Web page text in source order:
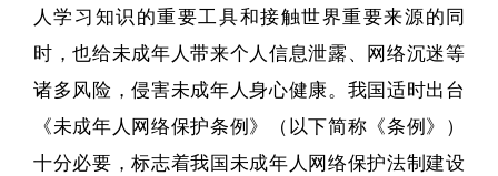
人学习知识的重要工具和接触世界重要来源的同
时，也给未成年人带来个人信息泄露、网络沉迷等
诸多风险，侵害未成年人身心健康。我国适时出台
《未成年人网络保护条例》（以下简称《条例》）
十分必要，标志着我国未成年人网络保护法制建设